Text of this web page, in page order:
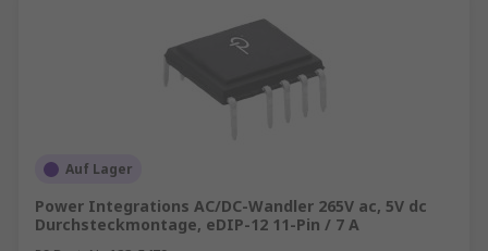
Auf Lager
Power Integrations AC/DC-Wandler 265V ac, 5V dc
Durchsteckmontage, eDIP-12 11-Pin / 7 A